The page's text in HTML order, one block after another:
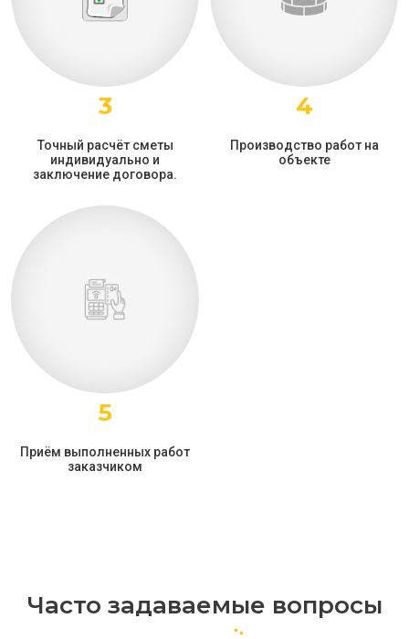
3
Точный расчёт сметы
индивидуально и
заключение договора.
4
Производство работ на
объекте
5
Приём выполненных работ
заказчиком
Часто задаваемые вопросы